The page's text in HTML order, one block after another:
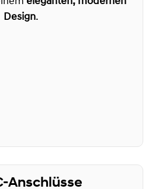
Design.
Anschlüsse